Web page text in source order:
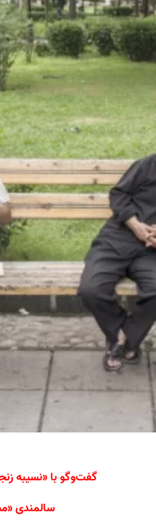
گفت‌وگو با «نسیبه
سالمندی